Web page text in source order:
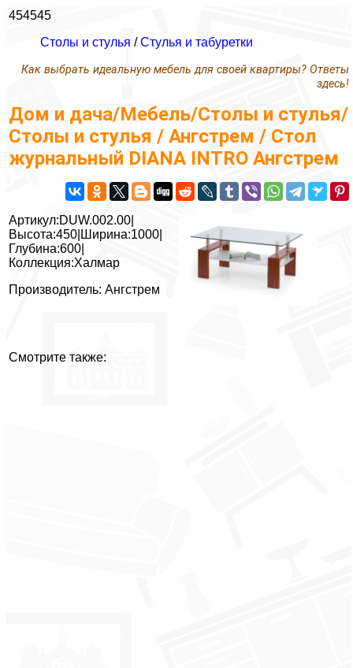
454545
Столы и стулья /Стулья и табуретки
Как выбрать идеальную мебель для своей квартиры? Ответы
здесь!
Дом и дача/Мебель/Столы и стулья/
Столы и стулья / Ангстрем / Стол
журнальный DIANA INTRO Ангстрем
Артикул:DUW.002.00|
Высота:450|Ширина:1000|
Глубина:600|
Коллекция:Халмар
Производитель: Ангстрем
Смотрите также: